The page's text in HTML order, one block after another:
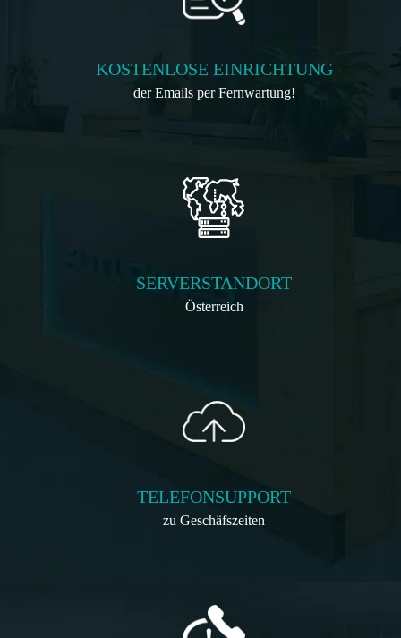
KOSTENLOSE EINRICHTUNG
der Emails per Fernwartung!
SERVERSTANDORT
Österreich
TELEFONSUPPORT
zu Geschäfszeiten